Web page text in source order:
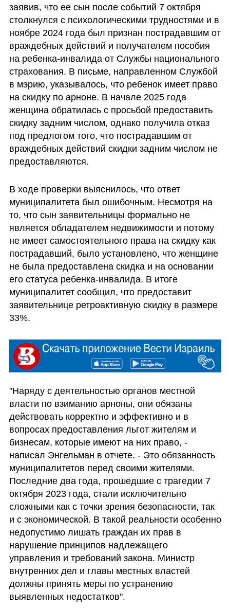
заявив, что ее сын после событий 7 октября
столкнулся с психологическими трудностями и в
ноябре 2024 года был признан пострадавшим от
враждебных действий и получателем пособия
на ребенка-инвалида от Службы национального
страхования. В письме, направленном Службой
в мэрию, указывалось, что ребенок имеет право
на скидку по арноне. В начале 2025 года
женщина обратилась с просьбой предоставить
скидку задним числом, однако получила отказ
под предлогом того, что пострадавшим от
враждебных действий скидки задним числом не
предоставляются.
В ходе проверки выяснилось, что ответ
муниципалитета был ошибочным. Несмотря на
то, что сын заявительницы формально не
является обладателем недвижимости и потому
не имеет самостоятельного права на скидку как
пострадавший, было установлено, что женщине
не была предоставлена скидка и на основании
его статуса ребенка-инвалида. В итоге
муниципалитет сообщил, что предоставит
заявительнице ретроактивную скидку в размере
33%.
"Наряду с деятельностью органов местной
власти по взиманию арноны, они обязаны
действовать корректно и эффективно и в
вопросах предоставления льгот жителям и
бизнесам, которые имеют на них право, -
написал Энгельман в отчете. - Это обязанность
муниципалитетов перед своими жителями.
Последние два года, прошедшие с трагедии 7
октября 2023 года, стали исключительно
сложными как с точки зрения безопасности, так
и с экономической. В такой реальности особенно
недопустимо лишать граждан их прав в
нарушение принципов надлежащего
управления и требований закона. Министр
внутренних дел и главы местных властей
должны принять меры по устранению
выявленных недостатков".